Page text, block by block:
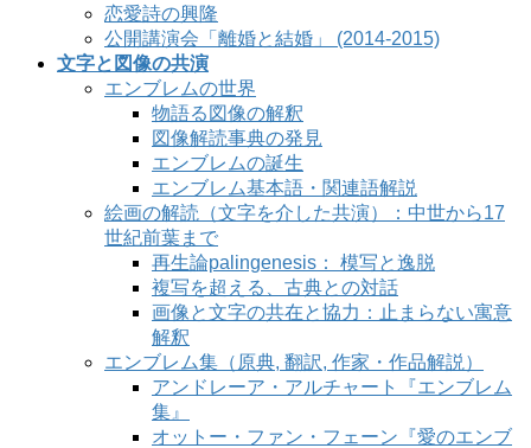
恋愛詩の興隆
公開講演会「離婚と結婚」 (2014-2015)
文字と図像の共演
エンブレムの世界
物語る図像の解釈
図像解読事典の発見
エンブレムの誕生
エンブレム基本語・関連語解説
絵画の解読（文字を介した共演）：中世から17
世紀前葉まで
再生論palingenesis： 模写と逸脱
複写を超える、古典との対話
画像と文字の共在と協力：止まらない寓意
解釈
エンブレム集（原典, 翻訳, 作家・作品解説）
アンドレーア・アルチャート『エンブレム
集』
オットー・ファン・フェーン『愛のエンブ